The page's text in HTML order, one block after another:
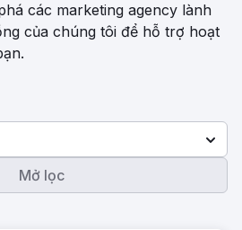
các marketing agency lành
của chúng tôi để hỗ trợ hoạt
Mở lọc